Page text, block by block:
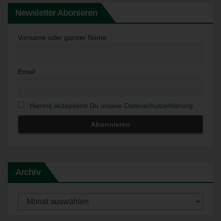
Newsletter Abonieren
Vorname oder ganzer Name
Email
Hiermit akzeptierst Du unsere Datenschutzerklärung.
Archiv
Archiv
Verarbeitung von personenbezogenen Daten entscheidet.
Sind die Zwecke und Mittel dieser Verarbeitung durch das
Unionsrecht oder das Recht der Mitgliedstaaten
vorgegeben, so kann der Verantwortliche
Mitgliedstaaten vorgesehen werden.
Auftragsverarbeiter ist eine natürliche oder juristische
Person, Behörde, Einrichtung oder andere Stelle, die
personenbezogene Daten im Auftrag des
Verantwortlichen verarbeitet.
Empfänger ist eine natürliche oder juristische Person,
Behörde, Einrichtung oder andere Stelle, der
unabhängig davon, ob es sich bei ihr um einen Dritten